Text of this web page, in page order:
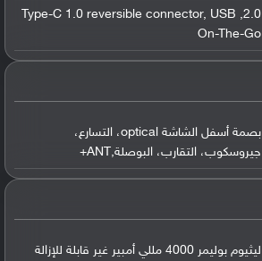
2.0, Type-C 1.0 reversible connector, USB
On-The-Go
بصمة أسفل الشاشة optical، التسارع،
جيروسكوب، التقارب، البوصلة,ANT+
ليثيوم بوليمر 4000 مللي أمبير غير قابلة للإزالة